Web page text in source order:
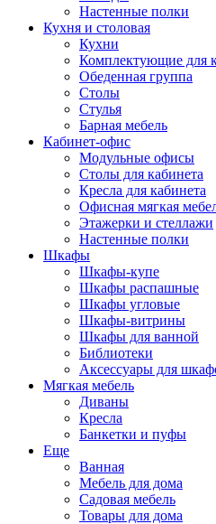
Настенные полки
Кухня и столовая
Кухни
Комплектующие для
Обеденная группа
Столы
Стулья
Барная мебель
Кабинет-офис
Модульные офисы
Столы для кабинета
Кресла для кабинета
Офисная мягкая
Этажерки и стеллажи
Настенные полки
Шкафы
Шкафы-купе
Шкафы распашные
Шкафы угловые
Шкафы-витрины
Шкафы для ванной
Библиотеки
Аксессуары для
Мягкая мебель
Диваны
Кресла
Банкетки и пуфы
Еще
Ванная
Мебель для дома
Садовая мебель
Товары для дома